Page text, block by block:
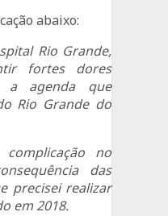
abaixo:
Rio Grande,
fortes dores
a agenda que
Rio Grande do
no
das
precisei realizar
em 2018.